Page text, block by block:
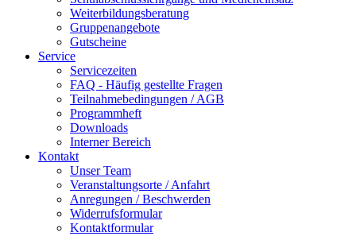
Weiterbildungsberatung
Gruppenangebote
Gutscheine
Service
Servicezeiten
FAQ - Häufig gestellte Fragen
Teilnahmebedingungen / AGB
Programmheft
Downloads
Interner Bereich
Kontakt
Unser Team
Veranstaltungsorte / Anfahrt
Anregungen / Beschwerden
Widerrufsformular
Kontaktformular